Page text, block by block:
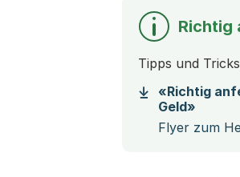
Richtig
Tipps und
«Richtig
Geld»
Flyer zum